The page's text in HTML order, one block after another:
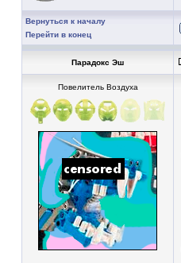
Вернуться к началу
Перейти в конец
Парадокс Эш
Повелитель Воздуха